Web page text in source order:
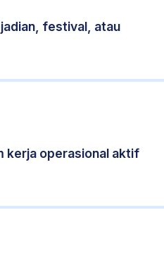
festival, atau
kerja operasional aktif